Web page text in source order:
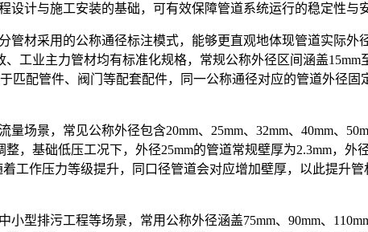
计与施工安装的基础，可有效保障管道系统运行的稳定性与
材采用的公称通径标注模式，能够更直观地体现管道实际外
业主力管材均有标准化规格，常规公称外径区间涵盖15mm
配管件、阀门等配套配件，同一公称通径对应的管道外径固
场景，常见公称外径包含20mm、25mm、32mm、40mm、
基础低压工况下，外径25mm的管道常规壁厚为2.3mm，外径
工作压力等级提升，同口径管道会对应增加壁厚，以此提升
排污工程等场景，常用公称外径涵盖75mm、90mm、